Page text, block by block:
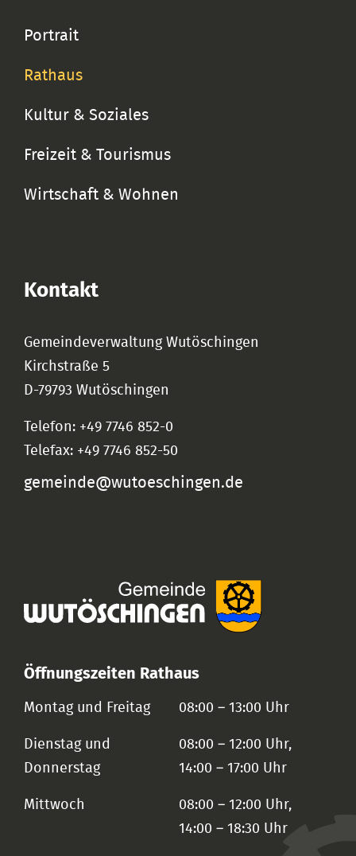
Portrait
Rathaus
Kultur & Soziales
Freizeit & Tourismus
Wirtschaft & Wohnen
Kontakt
Gemeindeverwaltung Wutöschingen
Kirchstraße 5
D-79793 Wutöschingen
Telefon: +49 7746 852-0
Telefax: +49 7746 852-50
gemeinde@wutoeschingen.de
Öffnungszeiten Rathaus
Montag und Freitag 08:00 – 13:00 Uhr
Dienstag und
Donnerstag
08:00 – 12:00 Uhr,
14:00 – 17:00 Uhr
Mittwoch
08:00 – 12:00 Uhr,
14:00 – 18:30 Uhr